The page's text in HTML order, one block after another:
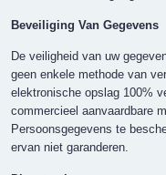
Beveiliging Van Gegevens
De veiligheid van uw
geen enkele methode van
elektronische opslag 100%
commercieel aanvaardbare
Persoonsgegevens te
ervan niet garanderen.